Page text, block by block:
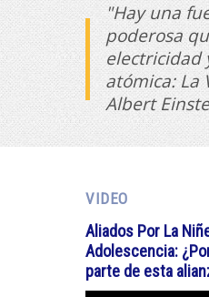
"Hay una
poderosa
electricidad
atómica: La
Albert
VIDEO
Aliados Por La
Adolescencia:
parte de esta